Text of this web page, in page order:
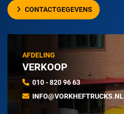
CONTACTGEGEVENS
AFDELING
VERKOOP
010 - 820 96 63
INFO@VORKHEFTRUCKS.NL